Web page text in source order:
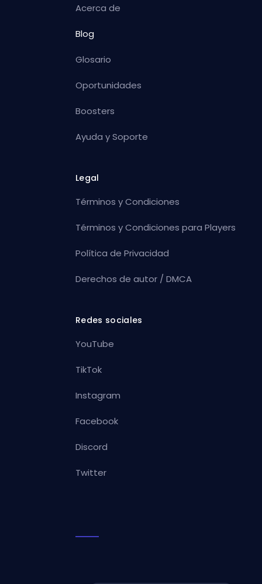
Acerca de
Blog
Glosario
Oportunidades
Boosters
Ayuda y Soporte
Legal
Términos y Condiciones
Términos y Condiciones para Players
Política de Privacidad
Derechos de autor / DMCA
Redes sociales
YouTube
TikTok
Instagram
Facebook
Discord
Twitter